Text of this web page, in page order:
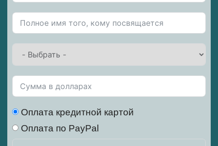
Оплата кредитной картой
Оплата по PayPal